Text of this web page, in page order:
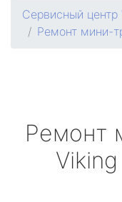
Сервисный центр
Ремонт мини-
Ремонт
Viking